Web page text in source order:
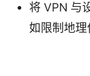
将 VPN 与
如限制地理